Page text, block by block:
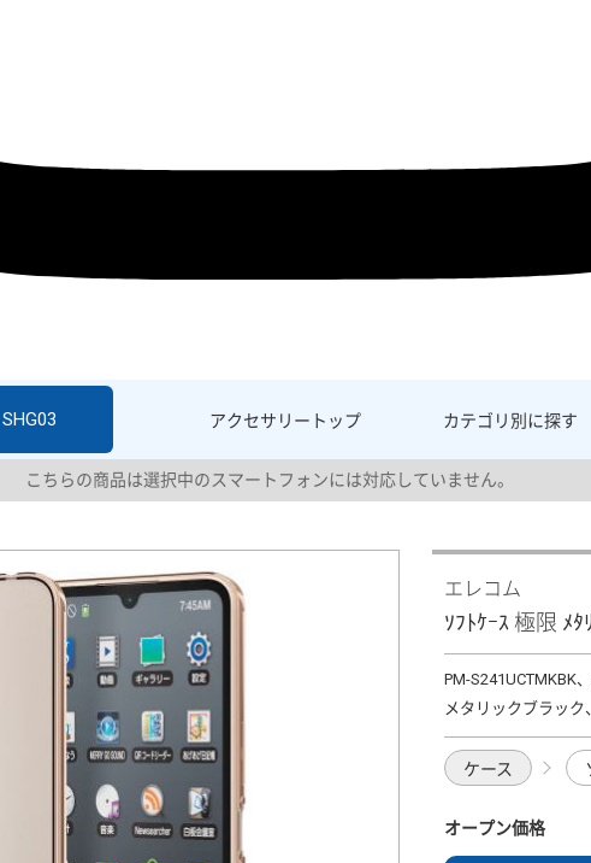
アクセサリー トップ カテゴリ別に探す
こちらの商品は選択中のスマートフォンには対応していません。
エレコム
ｿﾌﾄｹｰｽ 極限 ﾒﾀ
PM-S241UCTMKBK
メタリックブラッ
ケース
オープン価格